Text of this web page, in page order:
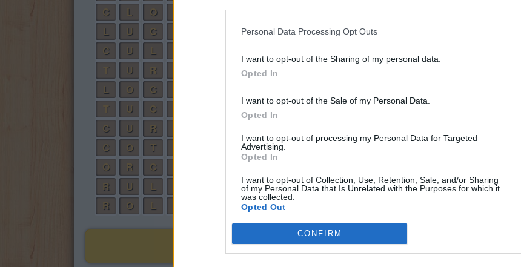
Personal Data Processing Opt Outs
I want to opt-out of the Sharing of my personal data.
Opted In
I want to opt-out of the Sale of my Personal Data.
Opted In
I want to opt-out of processing my Personal Data for Targeted
Advertising.
Opted In
I want to opt-out of Collection, Use, Retention, Sale, and/or Sharing
of my Personal Data that Is Unrelated with the Purposes for which it
was collected.
Opted Out
CONFIRM
C
L O
L
U C
C
U L
T
U R
L
O C
T
U C
C
U R
C
O T
O
R C
R
U L
R
O L
BUSCAR MÁS RESPUESTAS